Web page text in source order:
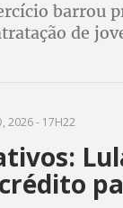
barrou
de
2026 - 17H22